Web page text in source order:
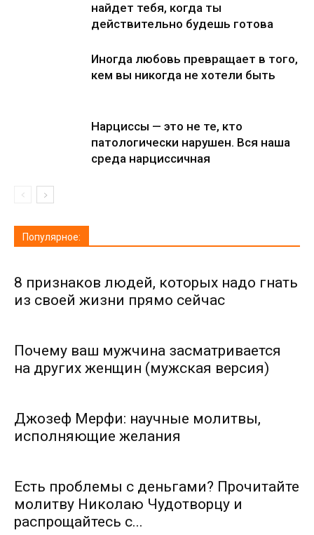
найдет тебя, когда ты
действительно будешь готова
Иногда любовь превращает в того,
кем вы никогда не хотели быть
Нарциссы — это не те, кто
патологически нарушен. Вся наша
среда нарциссичная
Популярное:
8 признаков людей, которых надо гнать
из своей жизни прямо сейчас
Почему ваш мужчина засматривается
на других женщин (мужская версия)
Джозеф Мерфи: научные молитвы,
исполняющие желания
Есть проблемы с деньгами? Прочитайте
молитву Николаю Чудотворцу и
распрощайтесь с...